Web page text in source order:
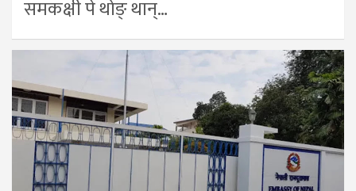
समकक्षी पे थोङ् थान्…